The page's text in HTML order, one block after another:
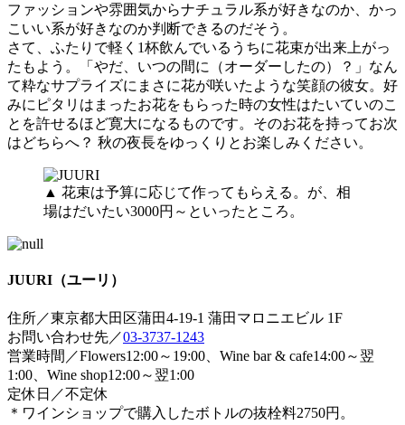
ファッションや雰囲気からナチュラル系が好きなのか、かっ
こいい系が好きなのか判断できるのだそう。
さて、ふたりで軽く1杯飲んでいるうちに花束が出来上がっ
たもよう。「やだ、いつの間に（オーダーしたの）？」なん
て粋なサプライズにまさに花が咲いたような笑顔の彼女。好
みにピタリはまったお花をもらった時の女性はたいていのこ
とを許せるほど寛大になるものです。そのお花を持ってお次
はどちらへ？ 秋の夜長をゆっくりとお楽しみください。
▲ 花束は予算に応じて作ってもらえる。が、相
場はだいたい3000円～といったところ。
JUURI（ユーリ）
住所／東京都大田区蒲田4-19-1 蒲田マロニエビル 1F
お問い合わせ先／03-3737-1243
営業時間／Flowers12:00～19:00、Wine bar & cafe14:00～翌
1:00、Wine shop12:00～翌1:00
定休日／不定休
＊ワインショップで購入したボトルの抜栓料2750円。